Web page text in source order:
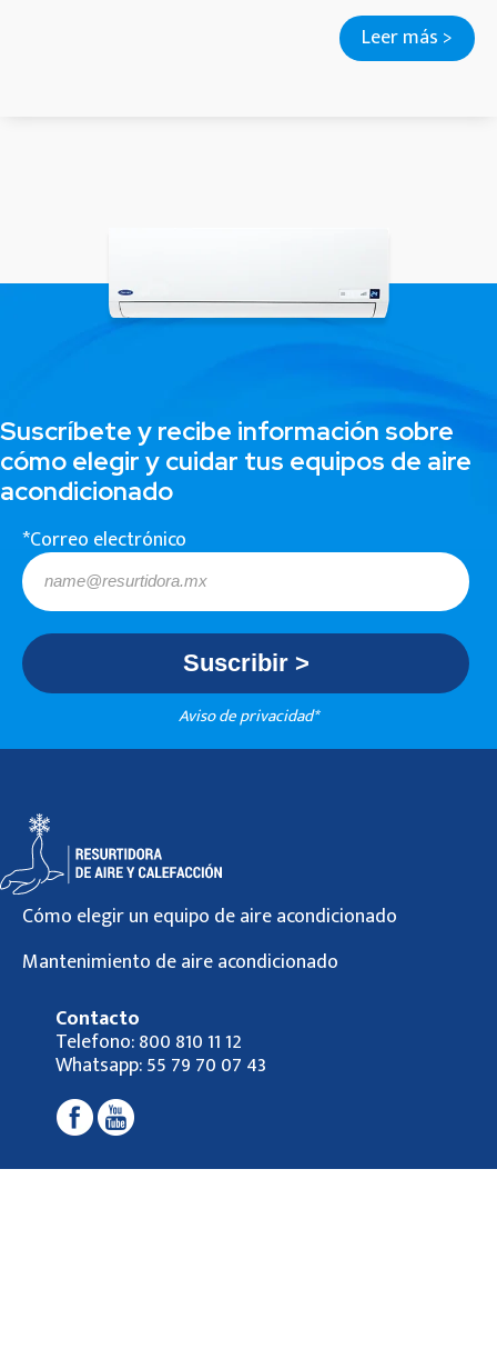
Leer más >
Suscríbete y recibe información sobre
cómo elegir y cuidar tus equipos de aire
acondicionado
*Correo electrónico
Aviso de privacidad*
Cómo elegir un equipo de aire acondicionado
Mantenimiento de aire acondicionado
Contacto
Telefono:800 810 11 12
Whatsapp:55 79 70 07 43